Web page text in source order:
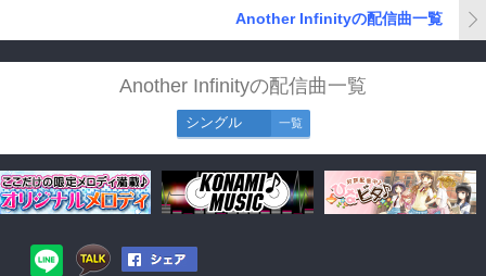
Another Infinityの配信曲一覧
Another Infinityの配信曲一覧
シングル 一覧